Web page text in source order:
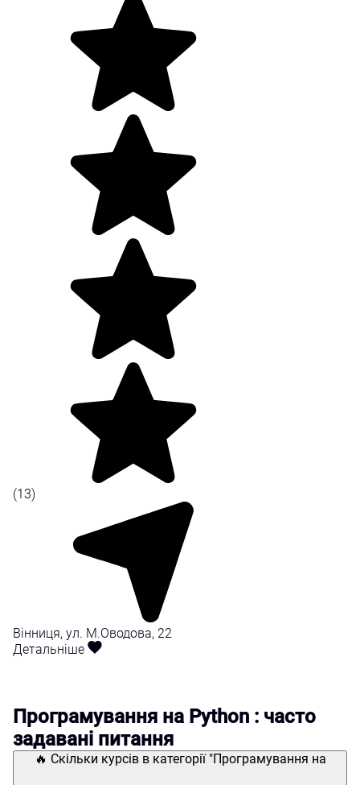
(13)
Вінниця, ул. М.Оводова, 22
Детальніше
Програмування на Python : часто
задавані питання
🔥 Скільки курсів в категорії "Програмування на